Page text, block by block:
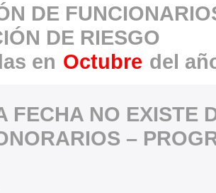
DE
DE RIESGO
en Octubre del
FECHA NO EXISTE
–